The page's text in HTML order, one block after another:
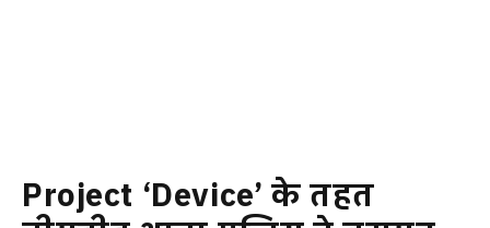
Project ‘Device’ के तहत